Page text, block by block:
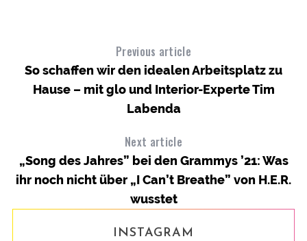
Previous article
So schaffen wir den idealen Arbeitsplatz zu
Hause – mit glo und Interior-Experte Tim
Labenda
Next article
„Song des Jahres” bei den Grammys ’21: Was
ihr noch nicht über „I Can’t Breathe” von H.E.R.
wusstet
INSTAGRAM